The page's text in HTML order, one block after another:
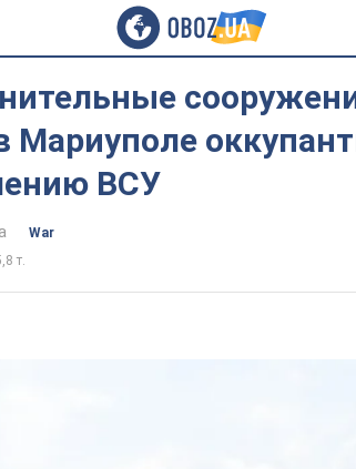
Мариуполе
ВСУ
War
т.